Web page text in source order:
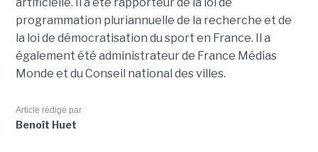
programmation pluriannuelle de la recherche et de
la loi de démocratisation du sport en France. Il a
également été administrateur de France Médias
Monde et du Conseil national des villes.
Article rédigé par
Benoît Huet